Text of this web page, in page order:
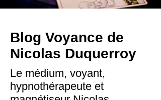
Blog Voyance de
Nicolas Duquerroy
Le médium, voyant,
hypnothérapeute et